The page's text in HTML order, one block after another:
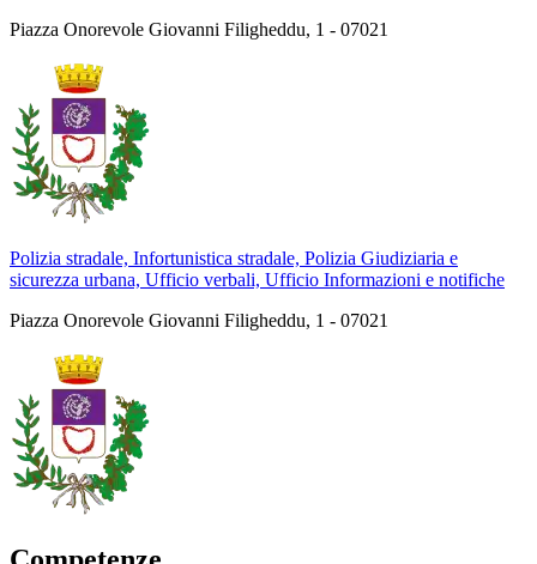
Piazza Onorevole Giovanni Filigheddu, 1 - 07021
Polizia stradale, Infortunistica stradale, Polizia Giudiziaria e
sicurezza urbana, Ufficio verbali, Ufficio Informazioni e notifiche
Piazza Onorevole Giovanni Filigheddu, 1 - 07021